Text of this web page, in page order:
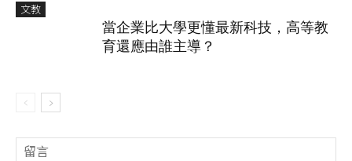
文教
當企業比大學更懂最新科技，高等教
育還應由誰主導？